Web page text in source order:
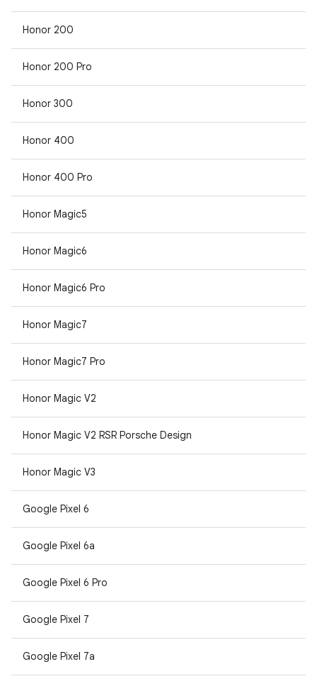
Honor 200
Honor 200 Pro
Honor 300
Honor 400
Honor 400 Pro
Honor Magic5
Honor Magic6
Honor Magic6 Pro
Honor Magic7
Honor Magic7 Pro
Honor Magic V2
Honor Magic V2 RSR Porsche Design
Honor Magic V3
Google Pixel 6
Google Pixel 6a
Google Pixel 6 Pro
Google Pixel 7
Google Pixel 7a